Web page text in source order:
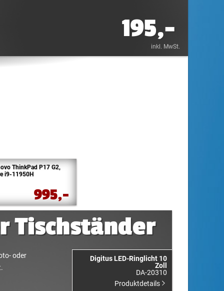
195,-
inkl. MwSt.
ThinkPad P17 G2,
i9-11950H
995,-
Tischständer
oder
Digitus LED-Ringlicht 10
Zoll
DA-20310
Produktdetails